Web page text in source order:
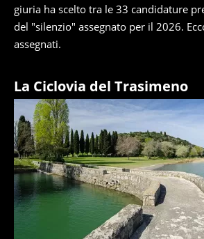
giuria ha scelto tra le 33 candidature
del "silenzio" assegnato per il 2026.
assegnati.
La Ciclovia del Trasimeno